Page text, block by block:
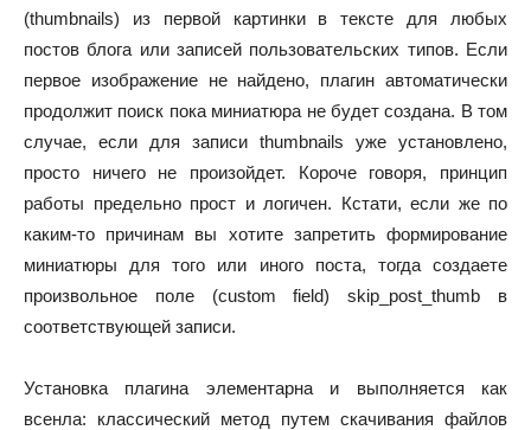
(thumbnails) из первой картинки в тексте для любых
постов блога или записей пользовательских типов. Если
первое изображение не найдено, плагин автоматически
продолжит поиск пока миниатюра не будет создана. В том
случае, если для записи thumbnails уже установлено,
просто ничего не произойдет. Короче говоря, принцип
работы предельно прост и логичен. Кстати, если же по
каким-то причинам вы хотите запретить формирование
миниатюры для того или иного поста, тогда создаете
произвольное поле (custom field) skip_post_thumb в
соответствующей записи.
Установка плагина элементарна и выполняется как
всенла: классический метод путем скачивания файлов